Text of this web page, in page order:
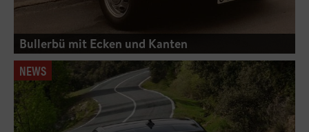
Bullerbü mit Ecken und Kanten
NEWS